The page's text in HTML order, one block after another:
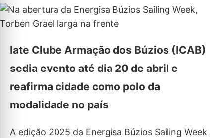
Iate Clube Armação dos Búzios (ICAB)
sedia evento até dia 20 de abril e
reafirma cidade como polo da
modalidade no país
A edição 2025 da Energisa Búzios Sailing Week